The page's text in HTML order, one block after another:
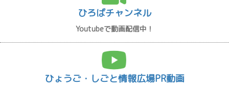
ひろばチャンネル
Youtubeで動画配信中！
ひょうご・しごと情報広場PR動画